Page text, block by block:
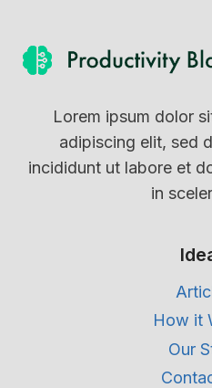
Lorem ipsum dolor
adipiscing elit, sed
incididunt ut labore et
in
How it
Our